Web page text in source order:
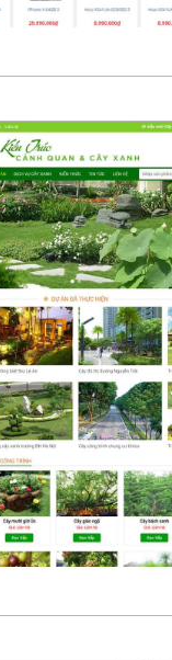
XEM THỰC TẾ
4352
CHI TIẾT
XEM THỰC TẾ